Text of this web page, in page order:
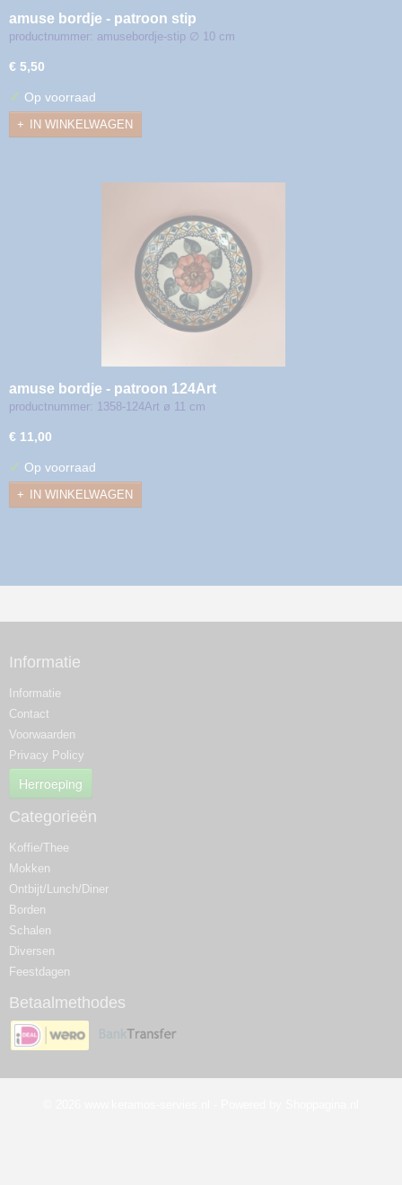
amuse bordje - patroon stip
productnummer: amusebordje-stip ∅ 10 cm
€ 5,50
✓ Op voorraad
IN WINKELWAGEN
amuse bordje - patroon 124Art
productnummer: 1358-124Art ø 11 cm
€ 11,00
✓ Op voorraad
IN WINKELWAGEN
Informatie
Informatie
Contact
Voorwaarden
Privacy Policy
Herroeping
Categorieën
Koffie/Thee
Mokken
Ontbijt/Lunch/Diner
Borden
Schalen
Diversen
Feestdagen
Betaalmethodes